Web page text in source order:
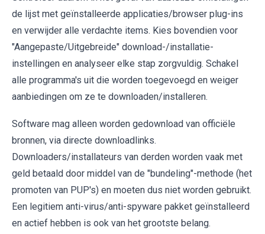
de lijst met geïnstalleerde applicaties/browser plug-ins
en verwijder alle verdachte items. Kies bovendien voor
"Aangepaste/Uitgebreide" download-/installatie-
instellingen en analyseer elke stap zorgvuldig. Schakel
alle programma's uit die worden toegevoegd en weiger
aanbiedingen om ze te downloaden/installeren.
Software mag alleen worden gedownload van officiële
bronnen, via directe downloadlinks.
Downloaders/installateurs van derden worden vaak met
geld betaald door middel van de "bundeling"-methode (het
promoten van PUP's) en moeten dus niet worden gebruikt.
Een legitiem anti-virus/anti-spyware pakket geïnstalleerd
en actief hebben is ook van het grootste belang.